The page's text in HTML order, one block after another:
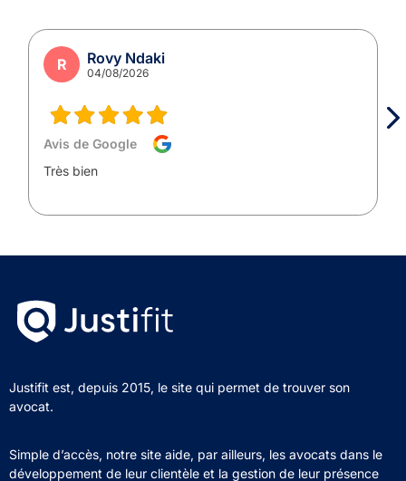
R Rovy Ndaki
04/08/2026
Avis de Google
Très bien
Justifit est, depuis 2015, le site qui permet de trouver son
avocat.
Simple d’accès, notre site aide, par ailleurs, les avocats dans le
développement de leur clientèle et la gestion de leur présence